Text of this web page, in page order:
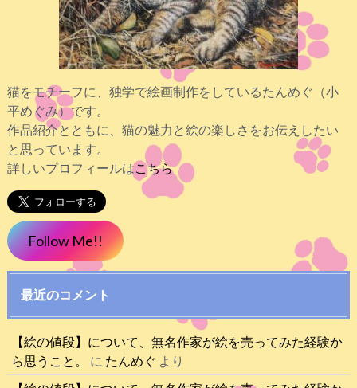
猫をモチーフに、独学で絵画制作をしているたんめぐ（小
平めぐみ）です。
作品紹介とともに、猫の魅力と絵の楽しさをお伝えしたい
と思っています。
詳しいプロフィールはこちら
Follow Me!!
最近のコメント
【絵の値段】について、無名作家が絵を売ってみた経験か
ら思うこと。
に たんめぐ より